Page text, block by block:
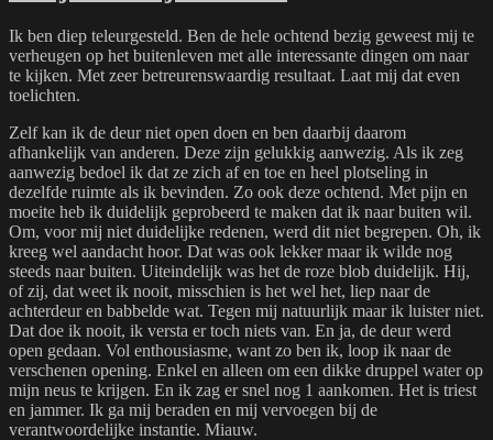
Ik ben diep teleurgesteld. Ben de hele ochtend bezig geweest mij te
verheugen op het buitenleven met alle interessante dingen om naar
te kijken. Met zeer betreurenswaardig resultaat. Laat mij dat even
toelichten.
Zelf kan ik de deur niet open doen en ben daarbij daarom
afhankelijk van anderen. Deze zijn gelukkig aanwezig. Als ik zeg
aanwezig bedoel ik dat ze zich af en toe en heel plotseling in
dezelfde ruimte als ik bevinden. Zo ook deze ochtend. Met pijn en
moeite heb ik duidelijk geprobeerd te maken dat ik naar buiten wil.
Om, voor mij niet duidelijke redenen, werd dit niet begrepen. Oh, ik
kreeg wel aandacht hoor. Dat was ook lekker maar ik wilde nog
steeds naar buiten. Uiteindelijk was het de roze blob duidelijk. Hij,
of zij, dat weet ik nooit, misschien is het wel het, liep naar de
achterdeur en babbelde wat. Tegen mij natuurlijk maar ik luister niet.
Dat doe ik nooit, ik versta er toch niets van. En ja, de deur werd
open gedaan. Vol enthousiasme, want zo ben ik, loop ik naar de
verschenen opening. Enkel en alleen om een dikke druppel water op
mijn neus te krijgen. En ik zag er snel nog 1 aankomen. Het is triest
en jammer. Ik ga mij beraden en mij vervoegen bij de
verantwoordelijke instantie. Miauw.